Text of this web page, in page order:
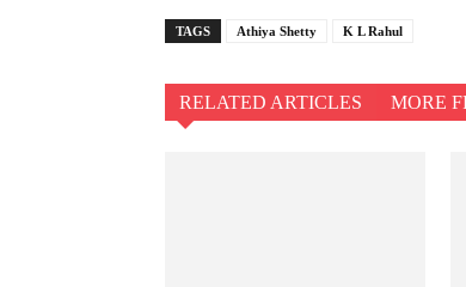
TAGS Athiya Shetty K L Rahul
RELATED ARTICLES MORE